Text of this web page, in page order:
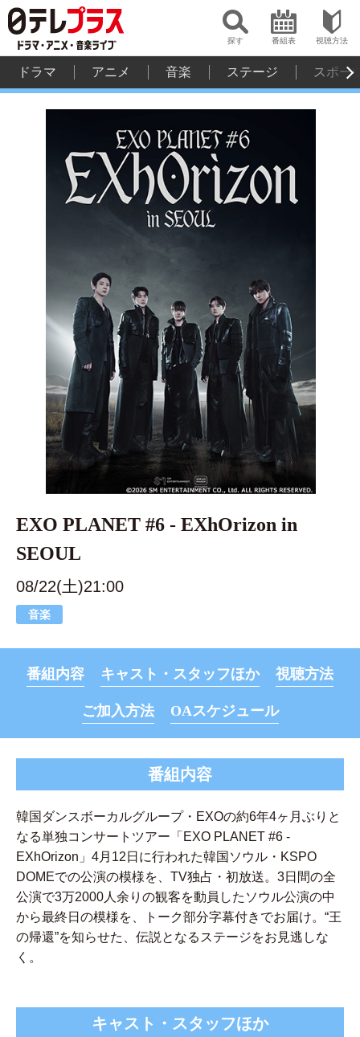
探す 番組表 視聴方法
ドラマ アニメ 音楽 ステージ スポー
EXO PLANET #6 - EXhOrizon in
SEOUL
08/22(土)21:00
音楽
番組内容 キャスト・スタッフほか 視聴方法
ご加入方法 OAスケジュール
番組内容
韓国ダンスボーカルグループ・EXOの約6年4ヶ月ぶりと
なる単独コンサートツアー「EXO PLANET #6 -
EXhOrizon」4月12日に行われた韓国ソウル・KSPO
DOMEでの公演の模様を、TV独占・初放送。3日間の全
公演で3万2000人余りの観客を動員したソウル公演の中
から最終日の模様を、トーク部分字幕付きでお届け。“王
の帰還”を知らせた、伝説となるステージをお見逃しな
く。
キャスト・スタッフほか